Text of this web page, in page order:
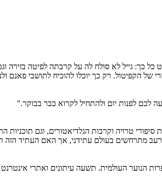
אבל זה לא פשוט כל כך: גייל לא סולח לה על קרבתה
הקפיטול. רק כך יוכלו להוכיח לתושבי פאנם
לכם לפנות יום ולהתחיל לקרוא כבר בבוקר."
בהשראת סיפורי טרויה וקרבות הגלדיאטורים, וגם
מתרחשים בעולם עתידני, אך האם העתיד הזה
העולמית. תשעה עיתונים ואתרי אינטרנט